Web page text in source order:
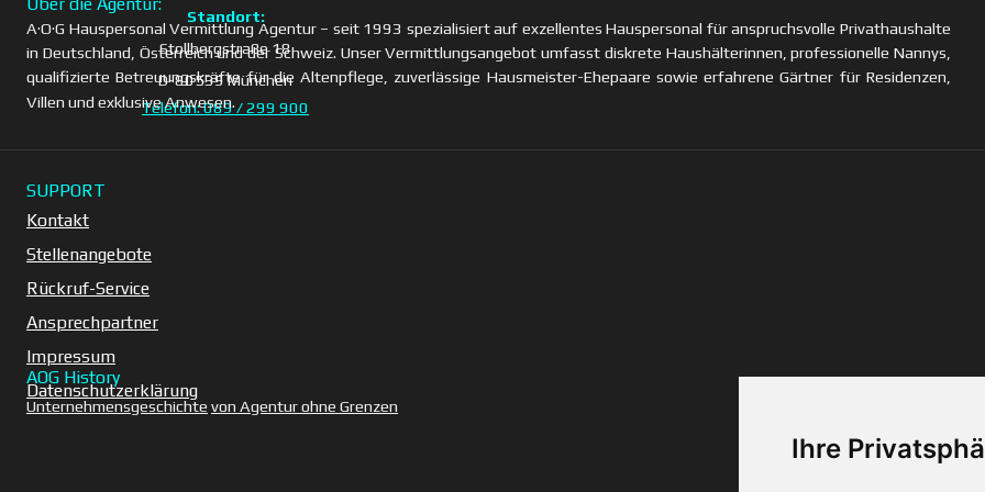
Ihre
SUPPORT
Kontakt
Stellenangebote
Rückruf-Service
Ansprechpartner
Impressum
Datenschutzerklärung
Standort:
Stollbergstraße 18
D-80539 München
Telefon: 089 / 299 900
A·O·G Hauspersonal Vermittlung Agentur – seit 1993 spezialisiert auf exzellentes Hauspersonal für anspruchsvolle Privathaushalte
in Deutschland, Österreich und der Schweiz. Unser Vermittlungsangebot umfasst diskrete Haushälterinnen, professionelle Nannys,
qualifizierte Betreuungskräfte für die Altenpflege, zuverlässige Hausmeister-Ehepaare sowie erfahrene Gärtner für Residenzen,
Villen und exklusive Anwesen.
AOG History
Unternehmensgeschichte von Agentur ohne Grenzen